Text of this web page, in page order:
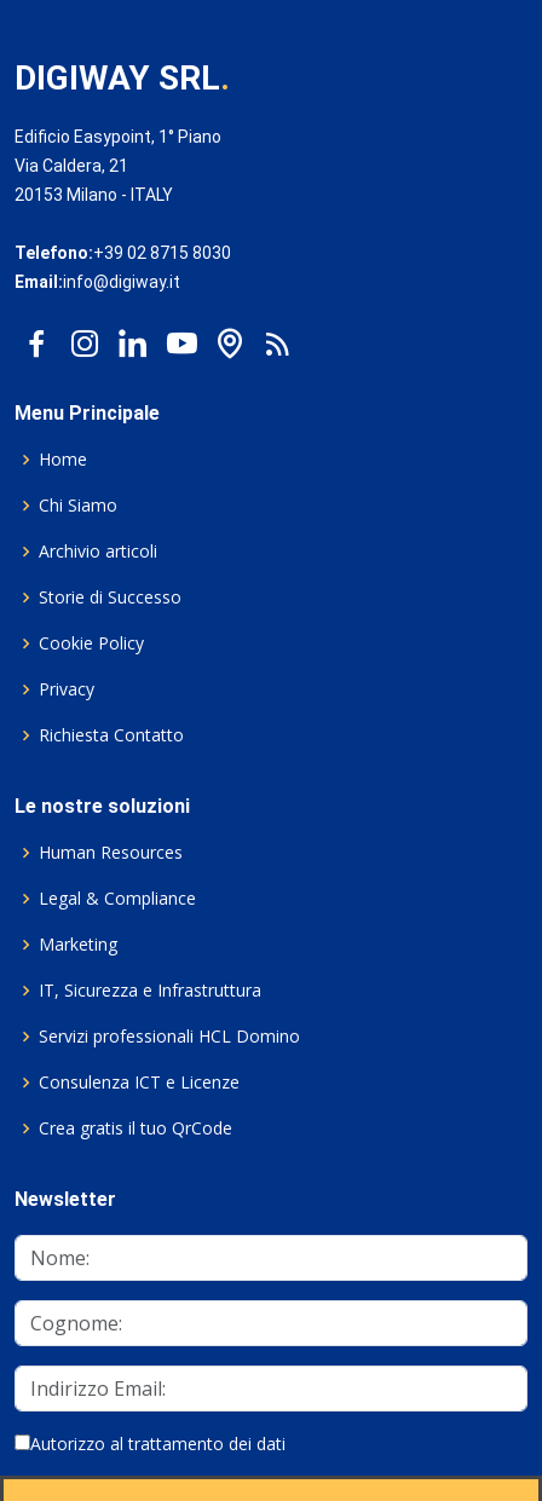
DIGIWAY SRL.
Edificio Easypoint, 1° Piano
Via Caldera, 21
20153 Milano - ITALY
Telefono:+39 02 8715 8030
Email:info@digiway.it
Menu Principale
Home
Chi Siamo
Archivio articoli
Storie di Successo
Cookie Policy
Privacy
Richiesta Contatto
Le nostre soluzioni
Human Resources
Legal & Compliance
Marketing
IT, Sicurezza e Infrastruttura
Servizi professionali HCL Domino
Consulenza ICT e Licenze
Crea gratis il tuo QrCode
Newsletter
Autorizzo al trattamento dei dati